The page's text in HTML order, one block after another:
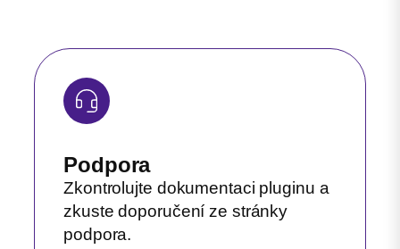
Podpora
Zkontrolujte dokumentaci pluginu a
zkuste doporučení ze stránky
podpora.